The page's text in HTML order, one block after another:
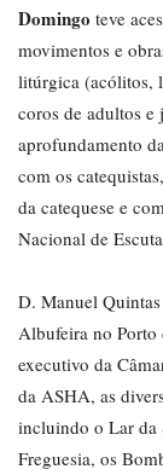
Domingo teve
movimentos e
litúrgica (acólitos,
coros de adultos e
aprofundamento
com os
da catequese e
Nacional de
D. Manuel
Albufeira no Porto
executivo da
da ASHA, as
incluindo o Lar da
Freguesia, os